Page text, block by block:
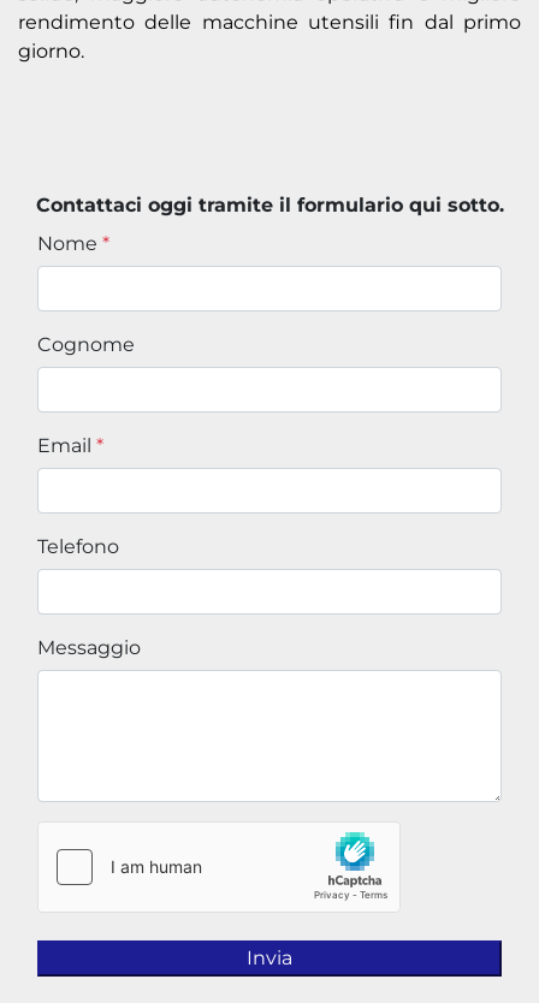
rendimento delle macchine utensili fin dal primo
giorno.
Contattaci oggi tramite il formulario qui sotto.
Nome *
Cognome
Email *
Telefono
Messaggio
Invia